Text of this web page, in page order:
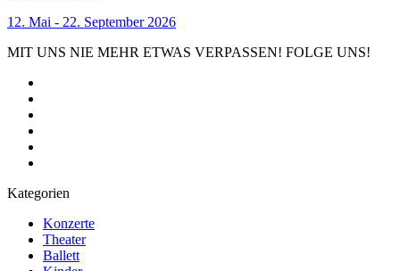
12. Mai - 22. September 2026
MIT UNS NIE MEHR ETWAS VERPASSEN! FOLGE UNS!
Kategorien
Konzerte
Theater
Ballett